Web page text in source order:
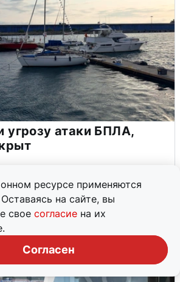
ресурсе применяются
на сайте, вы
свое согласие на их
Согласен
угрозу атаки БПЛА,